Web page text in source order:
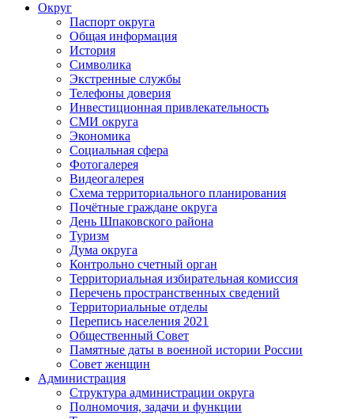
Округ
Паспорт округа
Общая информация
История
Символика
Экстренные службы
Телефоны доверия
Инвестиционная привлекательность
СМИ округа
Экономика
Социальная сфера
Фотогалерея
Видеогалерея
Схема территориального планирования
Почётные граждане округа
День Шпаковского района
Туризм
Дума округа
Контрольно счетный орган
Территориальная избирательная комиссия
Перечень пространственных сведений
Территориальные отделы
Перепись населения 2021
Общественный Совет
Памятные даты в военной истории России
Совет женщин
Администрация
Структура администрации округа
Полномочия, задачи и функции